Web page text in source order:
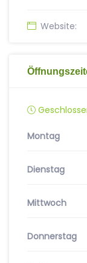
Website:
Montag
Dienstag
Mittwoch
Donnerstag